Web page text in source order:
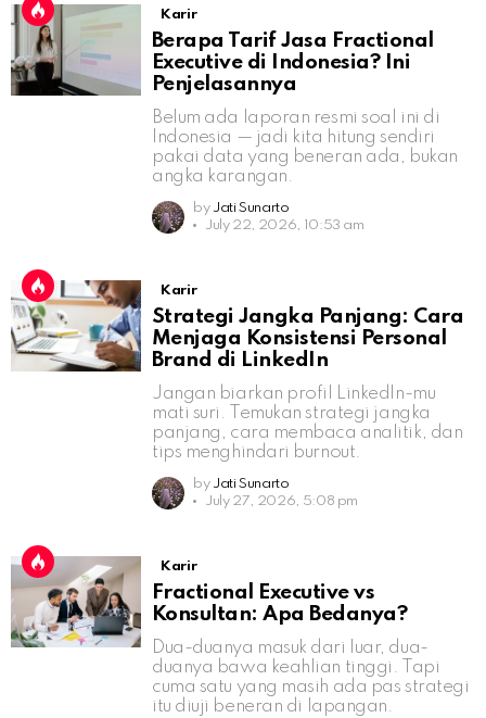
Karir
Berapa Tarif Jasa Fractional
Executive di Indonesia? Ini
Penjelasannya
Belum ada laporan resmi soal ini di
Indonesia — jadi kita hitung sendiri
pakai data yang beneran ada, bukan
angka karangan.
by Jati Sunarto
July 22, 2026, 10:53 am
Karir
Strategi Jangka Panjang: Cara
Menjaga Konsistensi Personal
Brand di LinkedIn
Jangan biarkan profil LinkedIn-mu
mati suri. Temukan strategi jangka
panjang, cara membaca analitik, dan
tips menghindari burnout.
by Jati Sunarto
July 27, 2026, 5:08 pm
Karir
Fractional Executive vs
Konsultan: Apa Bedanya?
Dua-duanya masuk dari luar, dua-
duanya bawa keahlian tinggi. Tapi
cuma satu yang masih ada pas strategi
itu diuji beneran di lapangan.